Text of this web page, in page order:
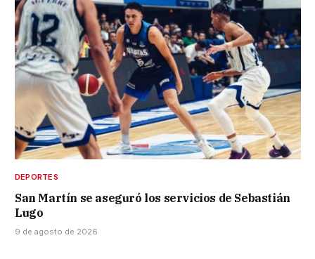
DEPORTES
San Martín se aseguró los servicios de Sebastián
Lugo
9 de agosto de 2026